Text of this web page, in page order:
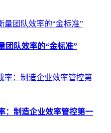
团队效率的“金标准”
：制造企业效率管控第一